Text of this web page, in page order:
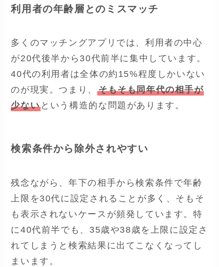
利用者の年齢層とのミスマッチ
多くのマッチングアプリでは、利用者の中心
が20代後半から30代前半に集中しています。
40代の利用者は全体の約15%程度しかいない
のが現実。つまり、 そもそも同年代の相手が
少ない という構造的な問題があります。
検索条件から除外されやすい
残念ながら、年下の相手から検索条件で年齢
上限を30代に設定されることが多く、そもそ
も表示されないケースが頻発しています。特
に40代前半でも、35歳や38歳を上限に設定さ
れてしまうと検索結果に出てこなくなってし
まいます。